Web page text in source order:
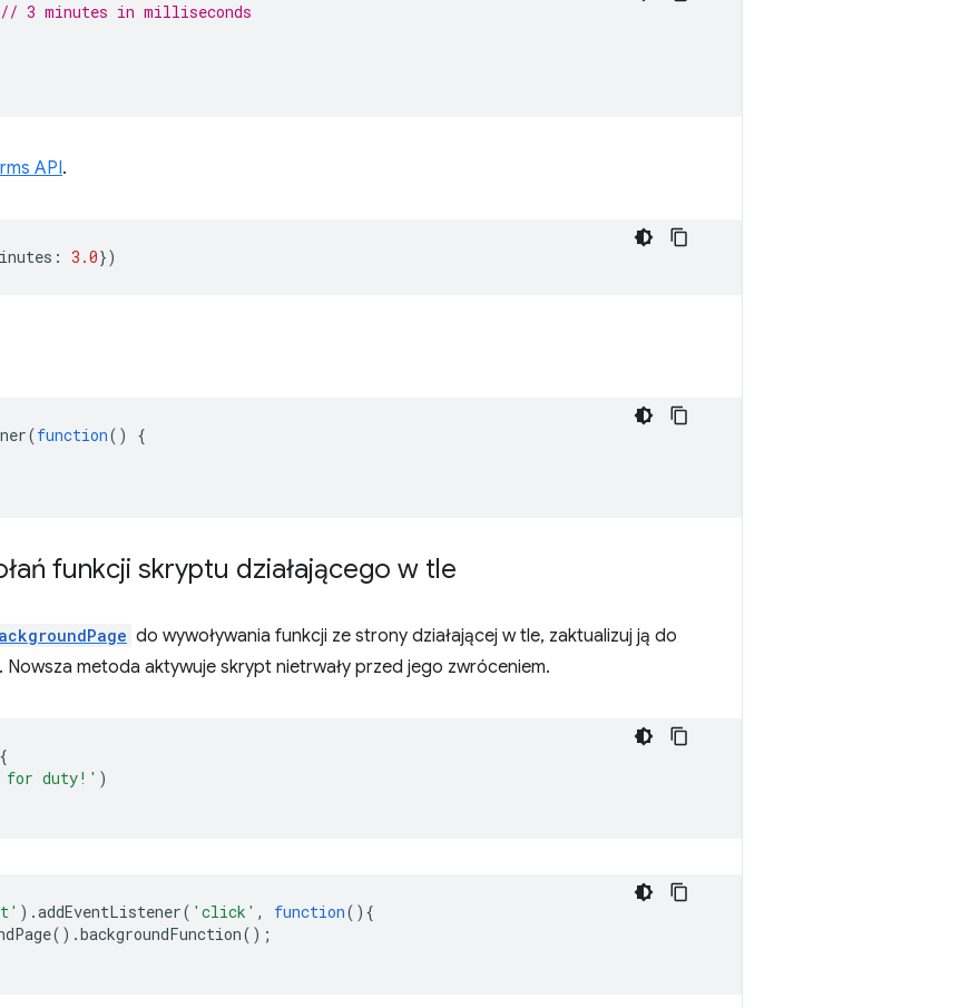
// 3 minutes in milliseconds
API.
: 3.0})
(function()
{
funkcji skryptu działającego w tle
do wywoływania funkcji ze strony działającej w tle, zaktualizuj ją do
. Nowsza metoda aktywuje skrypt nietrwały przed jego zwróceniem.
{
for duty!' )
).addEventListener( 'click' , function(){
().backgroundFunction();